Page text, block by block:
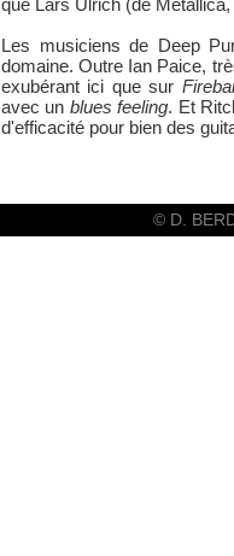
que Lars Ulrich (de
Les musiciens de Deep
domaine. Outre Ian Paice,
exubérant ici que sur
avec un blues feeling. Et
d'efficacité pour bien des
© D.